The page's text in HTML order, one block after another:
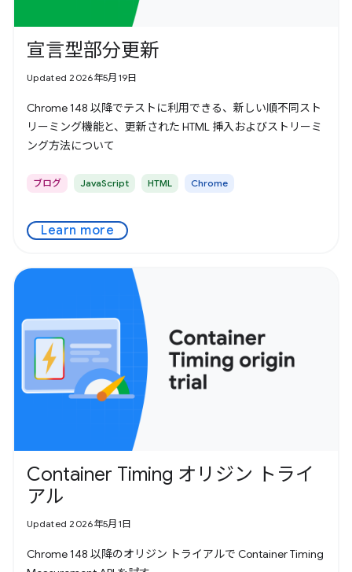
宣言型部分更新
Updated 2026年5月19日
Chrome 148 以降でテストに利用できる、新しい順不同スト
リーミング機能と、更新された HTML 挿入およびストリーミ
ング方法について
ブログ JavaScript HTML Chrome
Learn more
Container Timing オリジン トライ
アル
Updated 2026年5月1日
Chrome 148 以降のオリジン トライアルで Container Timing